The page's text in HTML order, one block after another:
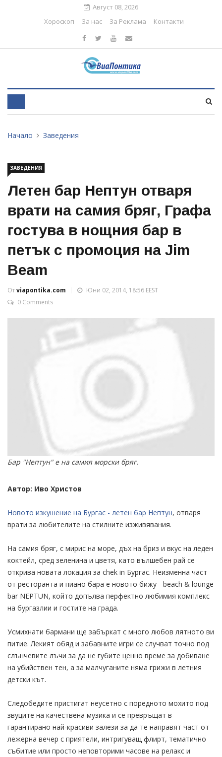
Август 08, 2026
Хороскоп
За нас За Реклама Контакти
Начало Заведения
ЗАВЕДЕНИЯ
Летен бар Нептун отваря
врати на самия бряг, Графа
гостува в нощния бар в
петък с промоция на Jim
Beam
Отviapontika.com
Юни 02, 2014, 18:56 EEST
0 Comments
Бар "Нептун" е на самия морски бряг.
Автор: Иво Христов
Новото изкушение на Бургас - летен бар Нептун, отваря
врати за любителите на стилните изживявания.
На самия бряг, с мирис на море, дъх на бриз и вкус на леден
коктейл, сред зеленина и цветя, като вълшебен рай се
открива новата локация за chek in Бургас. Неизменна част
от ресторанта и пиано бара е новото бижу - beach & lounge
bar NEPTUN, който допълва перфектно любимия комплекс
на бургазлии и гостите на града.
Усмихнати бармани ще забъркат с много любов лятното ви
питие. Лекият обяд и забавните игри се случват точно под
слънчевите лъчи за да не губите ценно време за добиване
на убийствен тен, а за малчуганите няма грижи в летния
детски кът.
Следобедите пристигат неусетно с поредното мохито под
звуците на качествена музика и се превръщат в
гарантирано най-красиви залези за да те направят част от
лежерна вечер с приятели, интригуващ флирт, тематично
събитие или просто неповторими часове на релакс и